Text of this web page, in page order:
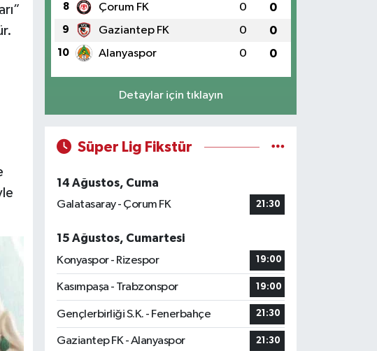
8 Çorum FK 0 0
9 Gaziantep FK 0 0
10 Alanyaspor 0 0
Detaylar için tıklayın
Süper Lig Fikstür
14 Ağustos, Cuma
Galatasaray - Çorum FK
21:30
15 Ağustos, Cumartesi
Konyaspor - Rizespor
19:00
Kasımpaşa - Trabzonspor 19:00
Gençlerbirliği S.K. - Fenerbahçe 21:30
Gaziantep FK - Alanyaspor 21:30